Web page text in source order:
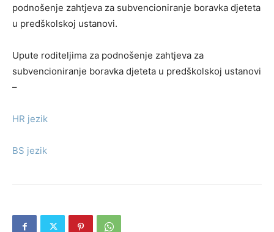
podnošenje zahtjeva za subvencioniranje boravka djeteta
u predškolskoj ustanovi.
Upute roditeljima za podnošenje zahtjeva za
subvencioniranje boravka djeteta u predškolskoj ustanovi
–
HR jezik
BS jezik